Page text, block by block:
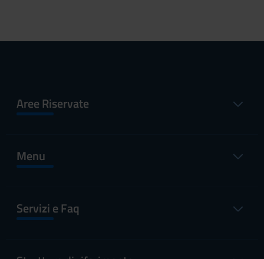
Aree Riservate
Menu
Servizi e Faq